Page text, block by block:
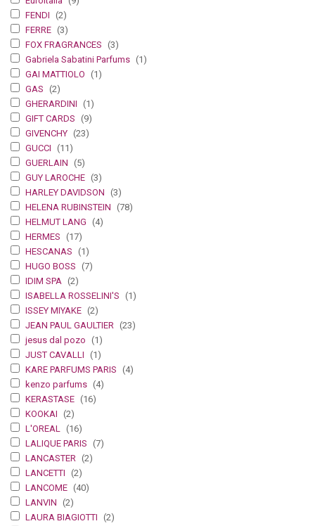
FENDI (2)
FERRE (3)
FOX FRAGRANCES (3)
Gabriela Sabatini Parfums (1)
GAI MATTIOLO (1)
GAS (2)
GHERARDINI (1)
GIFT CARDS (9)
GIVENCHY (23)
GUCCI (11)
GUERLAIN (5)
GUY LAROCHE (3)
HARLEY DAVIDSON (3)
HELENA RUBINSTEIN (78)
HELMUT LANG (4)
HERMES (17)
HESCANAS (1)
HUGO BOSS (7)
IDIM SPA (2)
ISABELLA ROSSELINI'S (1)
ISSEY MIYAKE (2)
JEAN PAUL GAULTIER (23)
jesus dal pozo (1)
JUST CAVALLI (1)
KARE PARFUMS PARIS (4)
kenzo parfums (4)
KERASTASE (16)
KOOKAI (2)
L'OREAL (16)
LALIQUE PARIS (7)
LANCASTER (2)
LANCETTI (2)
LANCOME (40)
LANVIN (2)
LAURA BIAGIOTTI (2)